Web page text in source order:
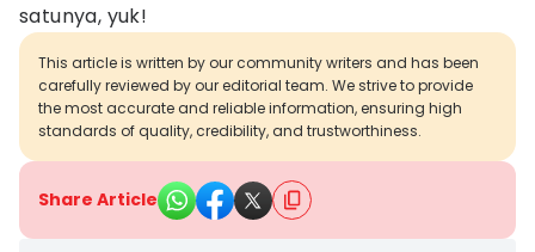
satunya, yuk!
This article is written by our community writers and has been
carefully reviewed by our editorial team. We strive to provide
the most accurate and reliable information, ensuring high
standards of quality, credibility, and trustworthiness.
Share Article